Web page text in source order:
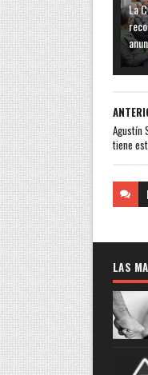
La
Agustín
tiene
LAS